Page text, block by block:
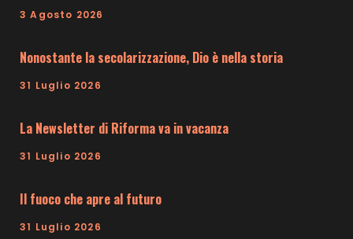
3 Agosto 2026
Nonostante la secolarizzazione, Dio è nella storia
31 Luglio 2026
La Newsletter di Riforma va in vacanza
31 Luglio 2026
Il fuoco che apre al futuro
31 Luglio 2026